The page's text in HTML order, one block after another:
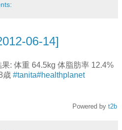
06-14]
: 体重 64.5kg 体脂肪率 12.4%
歳 #tanita#healthplanet
Powered by t2b